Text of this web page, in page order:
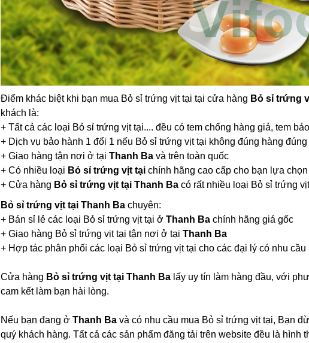
Điểm khác biệt khi bạn mua Bỏ sỉ trứng vịt tại tại cửa hàng Bỏ sỉ trứng
khách là:
+ Tất cả các loại Bỏ sỉ trứng vịt tại.... đều có tem chống hàng giả, tem
+ Dịch vụ bảo hành 1 đổi 1 nếu Bỏ sỉ trứng vịt tại không đúng hàng
+ Giao hàng tận nơi ở tại Thanh Bavà trên toàn quốc
+ Có nhiều loại Bỏ sỉ trứng vịt tạichính hãng cao cấp cho bạn lựa chọn
+ Cửa hàng Bỏ sỉ trứng vịt tại Thanh Bacó rất nhiều loại Bỏ sỉ trứng
Bỏ sỉ trứng vịt tại Thanh Ba chuyên:
+ Bán sỉ lẻ các loại Bỏ sỉ trứng vịt tại ở Thanh Bachính hãng giá gốc
+ Giao hàng Bỏ sỉ trứng vịt tại tận nơi ở tại Thanh Ba
+ Hợp tác phân phối các loại Bỏ sỉ trứng vịt tại cho các đại lý có nhu cầu
Cửa hàng Bỏ sỉ trứng vịt tại Thanh Balấy uy tín làm hàng đầu, với
cam kết làm bạn hài lòng.
Nếu bạn đang ở Thanh Bavà có nhu cầu mua Bỏ sỉ trứng vịt tại, Bạn
quý khách hàng. Tất cả các sản phẩm đăng tải trên website đều là